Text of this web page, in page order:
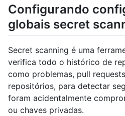
Configurando
globais secret
Secret scanning é uma
verifica todo o histórico de
como problemas, pull
repositórios, para detectar
foram acidentalmente
ou chaves privadas.